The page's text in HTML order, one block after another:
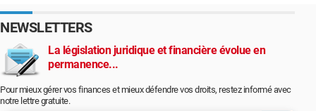
NEWSLETTERS
La législation juridique et financière évolue en
permanence...
Pour mieux gérer vos finances et mieux défendre vos droits, restez informé avec
notre lettre gratuite.